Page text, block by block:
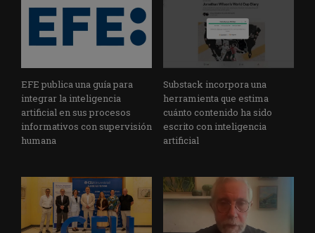
EFE publica una guía para
integrar la inteligencia
artificial en sus procesos
informativos con supervisión
humana
Substack incorpora una
herramienta que estima
cuánto contenido ha sido
escrito con inteligencia
artificial